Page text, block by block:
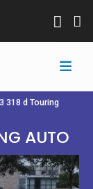
318 d Touring
AUTO